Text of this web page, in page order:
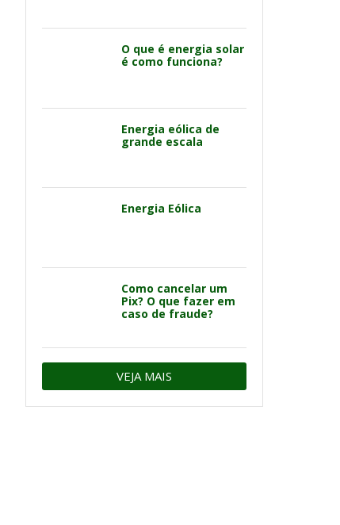
O que é energia solar
é como funciona?
Energia eólica de
grande escala
Energia Eólica
Como cancelar um
Pix? O que fazer em
caso de fraude?
VEJA MAIS